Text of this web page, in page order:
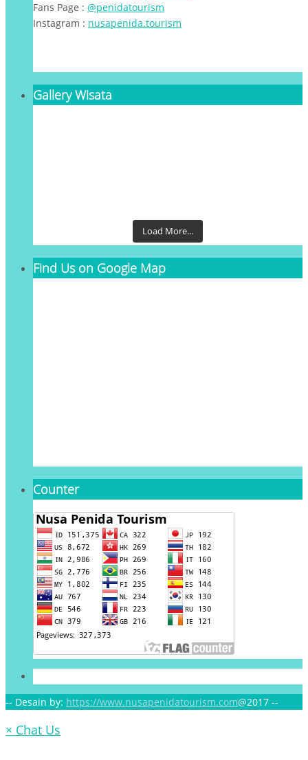
Fans Page : @penidatourism
Instagram : nusapenida.tourism
Gallery Wisata
Load More...
Find Us on Google Map
Counter
-- Desain by: https://www.nusapenidatourism.com@2017 --
× Chat Us